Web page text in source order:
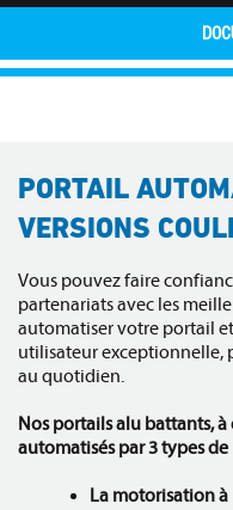
PORTAIL
VERSIONS
Vous pouvez faire
partenariats avec les
automatiser votre portail
utilisateur exceptionnelle,
au quotidien.
Nos portails alu battants,
automatisés par 3 types
La motorisation à